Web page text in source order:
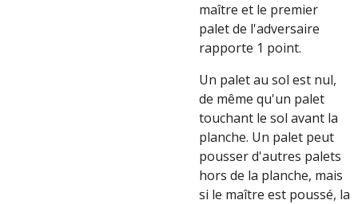
maître et le premier
palet de l'adversaire
rapporte 1 point.
Un palet au sol est nul,
de même qu'un palet
touchant le sol avant la
planche. Un palet peut
pousser d'autres palets
hors de la planche, mais
si le maître est poussé, la